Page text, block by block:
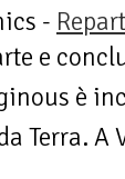
-
e
è
Terra. A